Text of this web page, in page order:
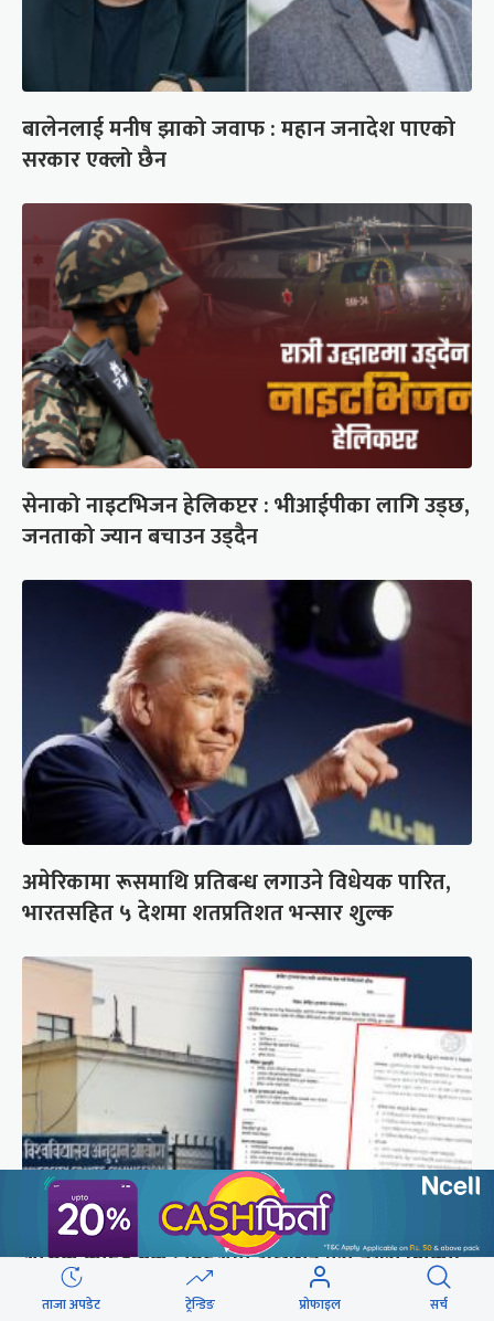
बालेनलाई मनीष झाको जवाफ : महान जनादेश पाएको
सरकार एक्लो छैन
सेनाको नाइटभिजन हेलिकप्टर : भीआईपीका लागि उड्छ,
जनताको ज्यान बचाउन उड्दैन
अमेरिकामा रूसमाथि प्रतिबन्ध लगाउने विधेयक पारित,
भारतसहित ५ देशमा शतप्रतिशत भन्सार शुल्क
शैक्षिक क्रेडिट बैंक : विदेशमा अध्ययन पूरा नगरी फर्किए
नेपालमा निरन्तरता
ताजा अपडेट ट्रेन्डिङ प्रोफाइल सर्च